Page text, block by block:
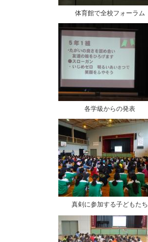
体育館で全校フォーラム
各学級からの発表
真剣に参加する子どもたち